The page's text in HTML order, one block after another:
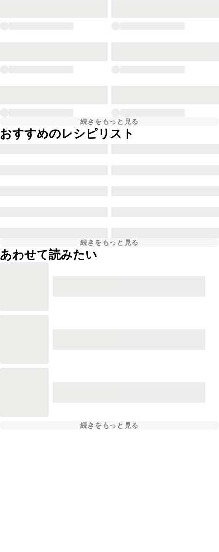
続きをもっと見る
おすすめのレシピリスト
続きをもっと見る
あわせて読みたい
続きをもっと見る